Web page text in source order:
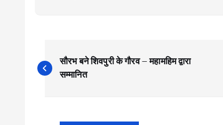
P
o
सौरभ बने शिवपुरी के गौरव – महामहिम द्वारा
सम्मानित